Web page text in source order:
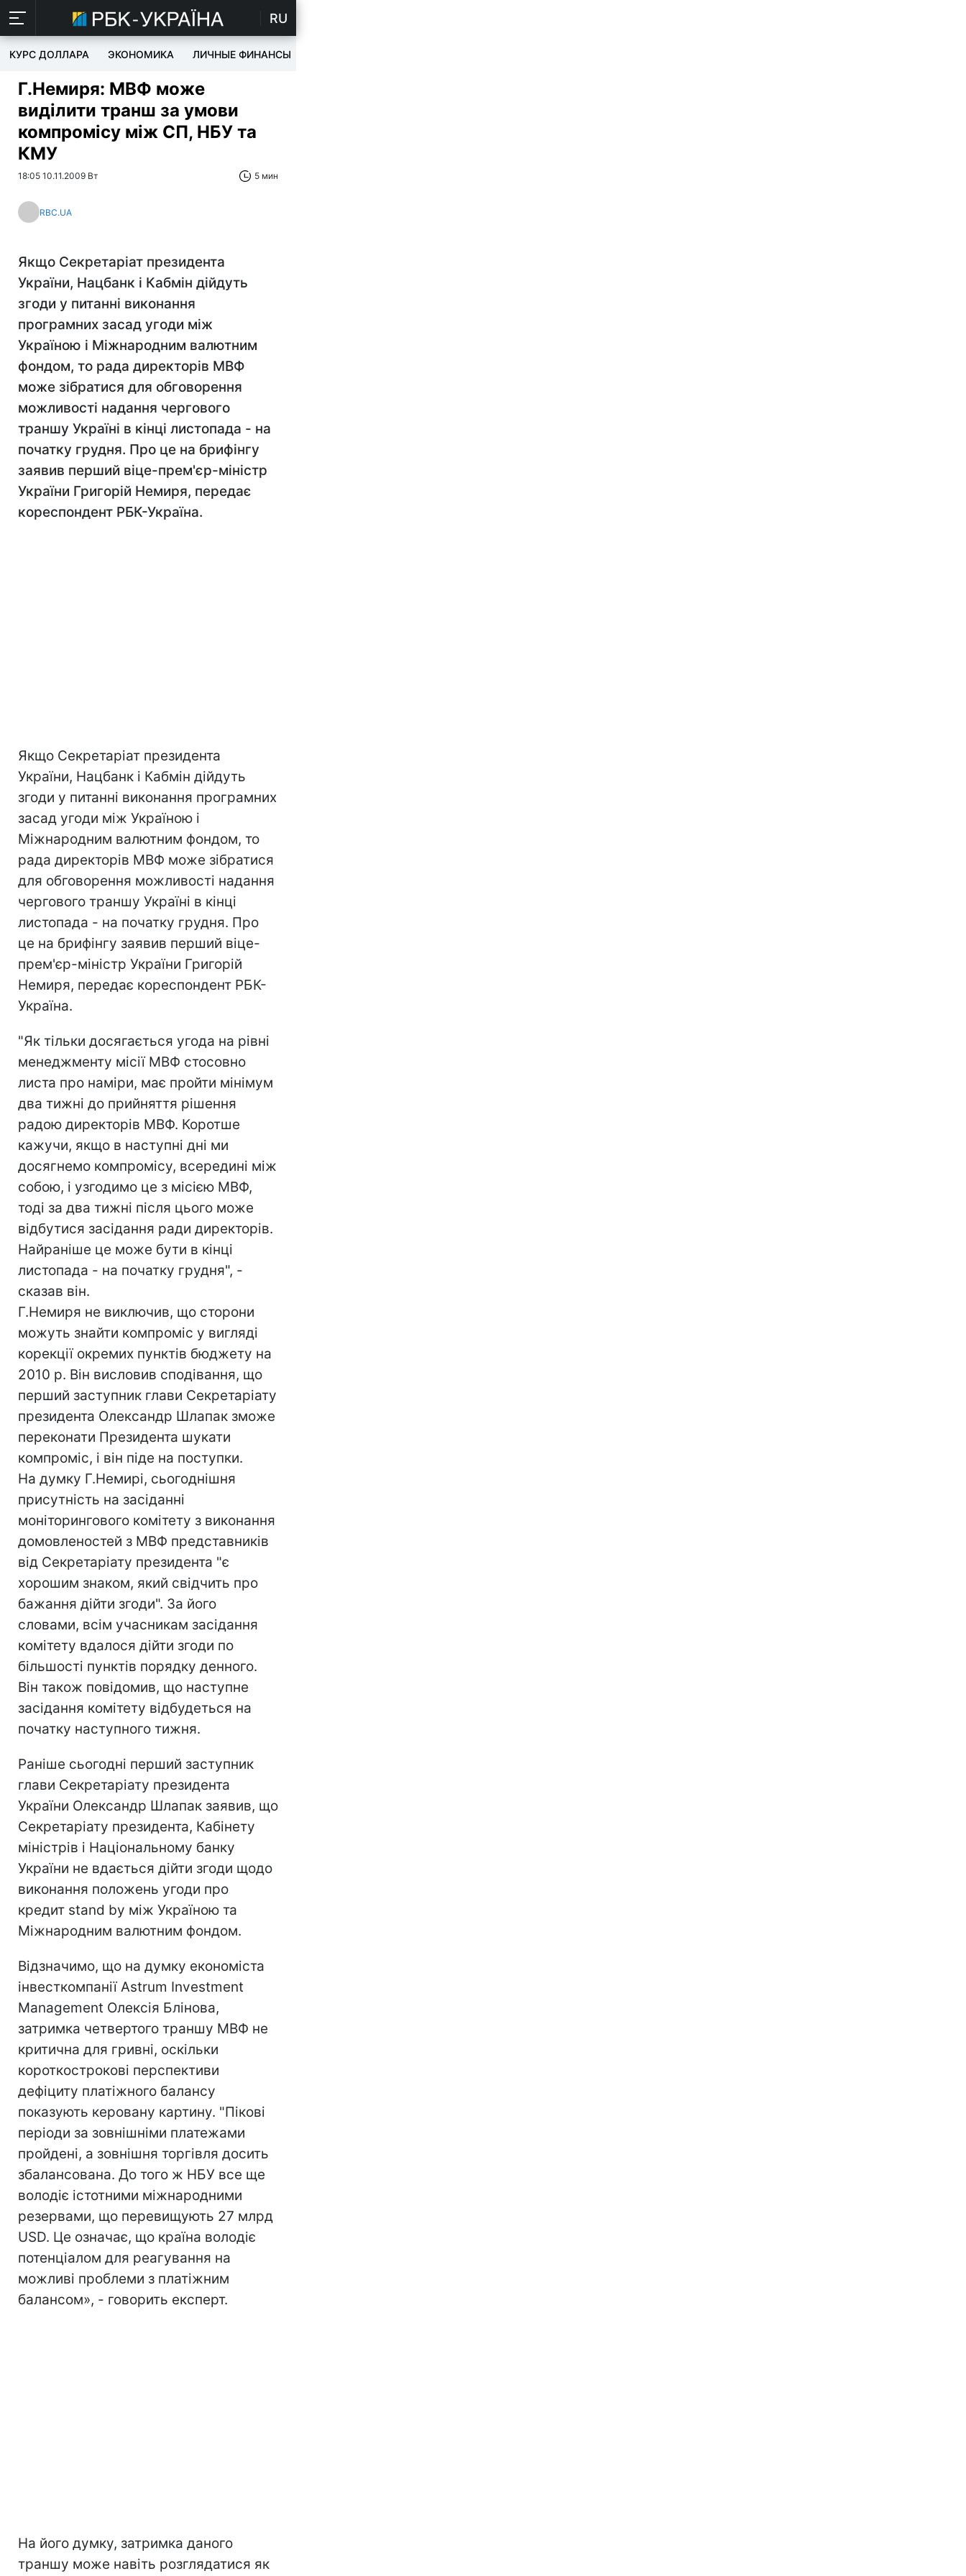
RU
КУРС ДОЛЛАРА ЭКОНОМИКА ЛИЧНЫЕ ФИНАНСЫ
Г.Немиря: МВФ може
виділити транш за умови
компромісу між СП, НБУ та
КМУ
18:05 10.11.2009 Вт 5 мин
RBC.UA
Якщо Секретаріат президента
України, Нацбанк і Кабмін дійдуть
згоди у питанні виконання
програмних засад угоди між
Україною і Міжнародним валютним
фондом, то рада директорів МВФ
може зібратися для обговорення
можливості надання чергового
траншу Україні в кінці листопада - на
початку грудня. Про це на брифінгу
заявив перший віце-прем'єр-міністр
України Григорій Немиря, передає
кореспондент РБК-Україна.
Якщо Секретаріат президента
України, Нацбанк і Кабмін дійдуть
згоди у питанні виконання програмних
засад угоди між Україною і
Міжнародним валютним фондом, то
рада директорів МВФ може зібратися
для обговорення можливості надання
чергового траншу Україні в кінці
листопада - на початку грудня. Про
це на брифінгу заявив перший віце-
прем'єр-міністр України Григорій
Немиря, передає кореспондент РБК-
Україна.
"Як тільки досягається угода на рівні
менеджменту місії МВФ стосовно
листа про наміри, має пройти мінімум
два тижні до прийняття рішення
радою директорів МВФ. Коротше
кажучи, якщо в наступні дні ми
досягнемо компромісу, всередині між
собою, і узгодимо це з місією МВФ,
тоді за два тижні після цього може
відбутися засідання ради директорів.
Найраніше це може бути в кінці
листопада - на початку грудня", -
сказав він.
Г.Немиря не виключив, що сторони
можуть знайти компроміс у вигляді
корекції окремих пунктів бюджету на
2010 р. Він висловив сподівання, що
перший заступник глави Секретаріату
президента Олександр Шлапак зможе
переконати Президента шукати
компроміс, і він піде на поступки.
На думку Г.Немирі, сьогоднішня
присутність на засіданні
моніторингового комітету з виконання
домовленостей з МВФ представників
від Секретаріату президента "є
хорошим знаком, який свідчить про
бажання дійти згоди". За його
словами, всім учасникам засідання
комітету вдалося дійти згоди по
більшості пунктів порядку денного.
Він також повідомив, що наступне
засідання комітету відбудеться на
початку наступного тижня.
Раніше сьогодні перший заступник
глави Секретаріату президента
України Олександр Шлапак заявив, що
Секретаріату президента, Кабінету
міністрів і Національному банку
України не вдається дійти згоди щодо
виконання положень угоди про
кредит stand by між Україною та
Міжнародним валютним фондом.
Відзначимо, що на думку економіста
інвесткомпанії Astrum Investment
Management Олексія Блінова,
затримка четвертого траншу МВФ не
критична для гривні, оскільки
короткострокові перспективи
дефіциту платіжного балансу
показують керовану картину. "Пікові
періоди за зовнішніми платежами
пройдені, а зовнішня торгівля досить
збалансована. До того ж НБУ все ще
володіє істотними міжнародними
резервами, що перевищують 27 млрд
USD. Це означає, що країна володіє
потенціалом для реагування на
можливі проблеми з платіжним
балансом», - говорить експерт.
На його думку, затримка даного
траншу може навіть розглядатися як